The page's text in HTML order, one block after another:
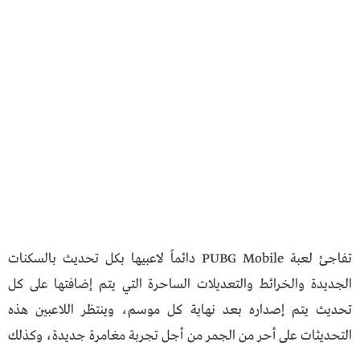
تفاجئ لعبة PUBG Mobile دائماً لاعبيها بكل تحديث بالسكنات
الجديدة والخرائط والتعديلات الساحرة التي يتم إضافتها على كل
تحديث يتم إصداره بعد نهاية كل موسم، وينتظر اللاعبين هذه
التحديثات على أحر من الجمر من أجل تجربة مغامرة جديدة، وكذلك